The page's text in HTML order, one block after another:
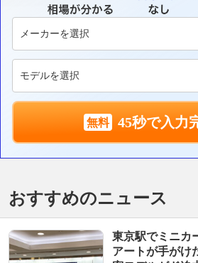
45秒で入力
おすすめのニュース
東京駅でミニカ
アートが手がけ